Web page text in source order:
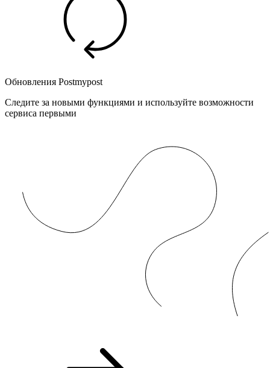
Обновления Postmypost
Следите за новыми функциями и используйте возможности
сервиса первыми